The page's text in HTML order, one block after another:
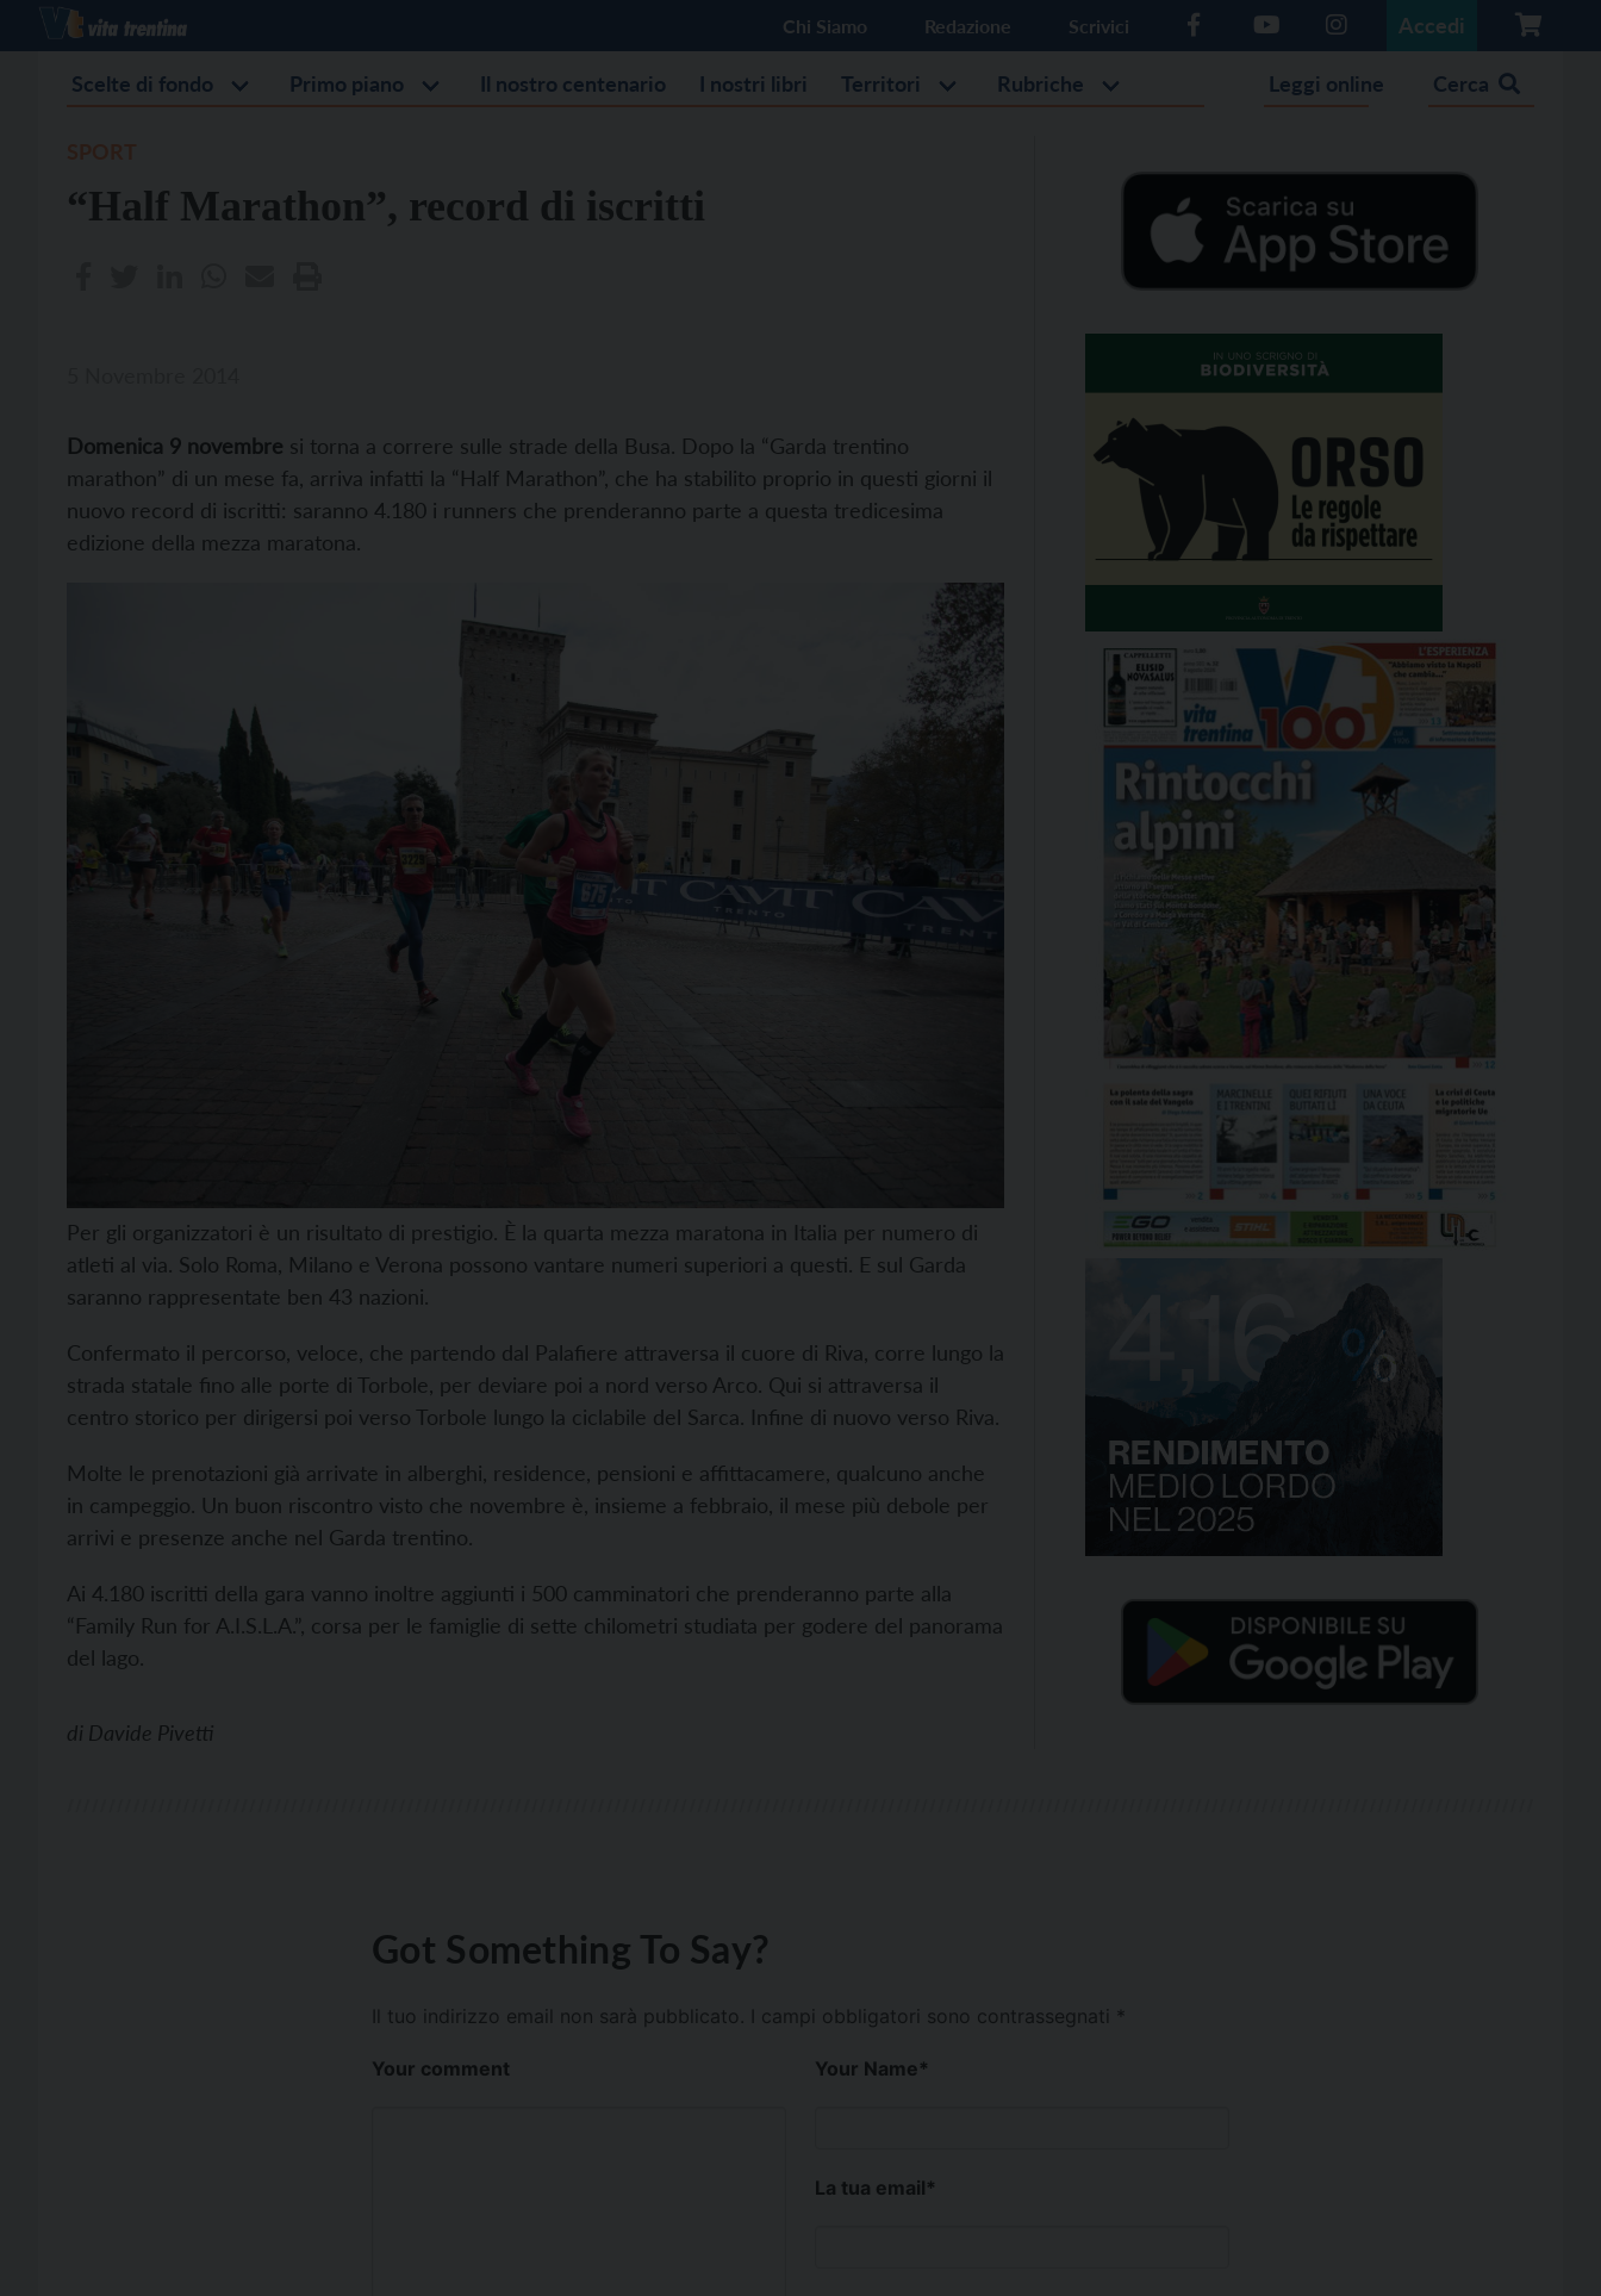
Chi Siamo Redazione Scrivici Accedi
Scelte di fondo Primo piano Il nostro centenario I nostri libri Territori Rubriche Leggi online Cerca
“Half Marathon”, record di iscritti
Domenica 9 novembre si torna a correre sulle strade della Busa. Dopo la “Garda trentino
marathon” di un mese fa, arriva infatti la “Half Marathon”, che ha stabilito proprio in questi giorni il
nuovo record di iscritti: saranno 4.180 i runners che prenderanno parte a questa tredicesima
edizione della mezza maratona.
Per gli organizzatori è un risultato di prestigio. È la quarta mezza maratona in Italia per numero di
atleti al via. Solo Roma, Milano e Verona possono vantare numeri superiori a questi. E sul Garda
saranno rappresentate ben 43 nazioni.
Confermato il percorso, veloce, che partendo dal Palafiere attraversa il cuore di Riva, corre lungo la
strada statale fino alle porte di Torbole, per deviare poi a nord verso Arco. Qui si attraversa il
centro storico per dirigersi poi verso Torbole lungo la ciclabile del Sarca. Infine di nuovo verso Riva.
Molte le prenotazioni già arrivate in alberghi, residence, pensioni e affittacamere, qualcuno anche
in campeggio. Un buon riscontro visto che novembre è, insieme a febbraio, il mese più debole per
arrivi e presenze anche nel Garda trentino.
Ai 4.180 iscritti della gara vanno inoltre aggiunti i 500 camminatori che prenderanno parte alla
“Family Run for A.I.S.L.A.”, corsa per le famiglie di sette chilometri studiata per godere del panorama
del lago.
di Davide Pivetti
Got Something To Say?
Il tuo indirizzo email non sarà pubblicato. I campi obbligatori sono contrassegnati *
Your comment Your Name*
La tua email*